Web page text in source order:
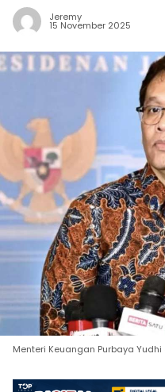
Jeremy
15 November 2025
Menteri Keuangan Purbaya